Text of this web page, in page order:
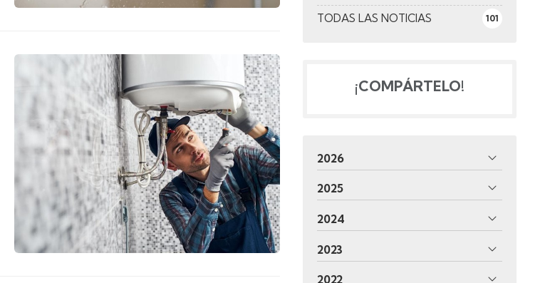
TODAS LAS NOTICIAS 101
¡COMPÁRTELO!
2026
2025
2024
2023
2022